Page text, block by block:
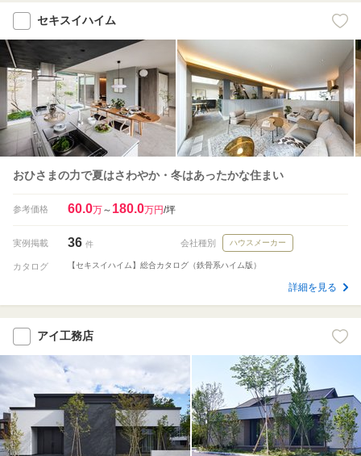
セキスイハイム
おひさまの力で夏はさわやか・冬はあったかな住まい
参考価格 60.0万～ 180.0万円/坪
実例掲載 36 件 会社種別 ハウスメーカー
カタログ 【セキスイハイム】総合カタログ（鉄骨系ハイム版）
詳細を見る
アイ工務店